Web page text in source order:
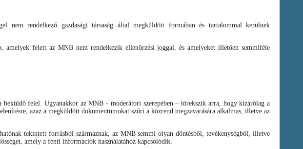
nem rendelkező gazdasági társaság által megküldött formában és tartalommal kerülnek
amelyek felett az MNB nem rendelkezik ellenőrzési joggal, és amelyeket illetően semmiféle
felel. Ugyanakkor az MNB - moderátori szerepében – törekszik arra, hogy kizárólag a
azaz a megküldött dokumentumokat szűri a közrend megzavarására alkalmas, illetve az
tekintett forrásból származnak, az MNB semmi olyan döntésből, tevékenységből, illetve
amely a fenti információk használatához kapcsolódik.